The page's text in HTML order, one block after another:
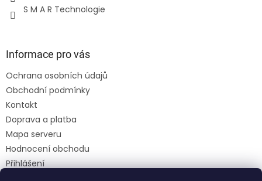
S M A R Technologie
Informace pro vás
Ochrana osobních údajů
Obchodní podmínky
Kontakt
Doprava a platba
Mapa serveru
Hodnocení obchodu
Přihlášení